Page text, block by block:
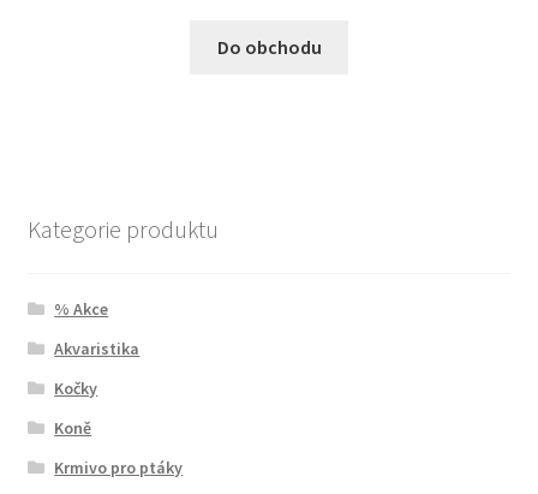
Do obchodu
Kategorie produktu
% Akce
Akvaristika
Kočky
Koně
Krmivo pro ptáky